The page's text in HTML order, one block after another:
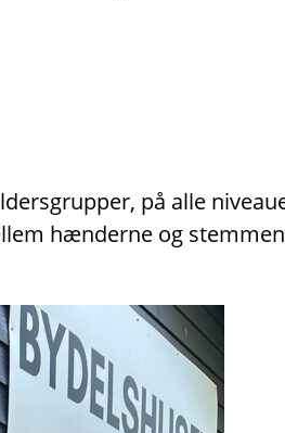
på alle
hænderne og